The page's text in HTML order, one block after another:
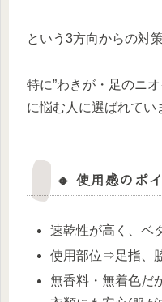
という3方向からの対
特に”わきが・足のニ
に悩む人に選ばれてい
🔸 使用感のポ
速乾性が高く、ベ
使用部位⇒足指、
無香料・無着色だ